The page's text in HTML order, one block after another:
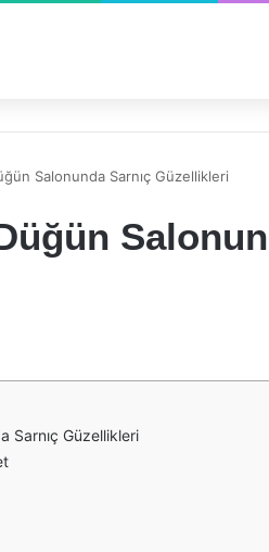
Salonunda Sarnıç Güzellikleri
Sarnıç Güzellikleri